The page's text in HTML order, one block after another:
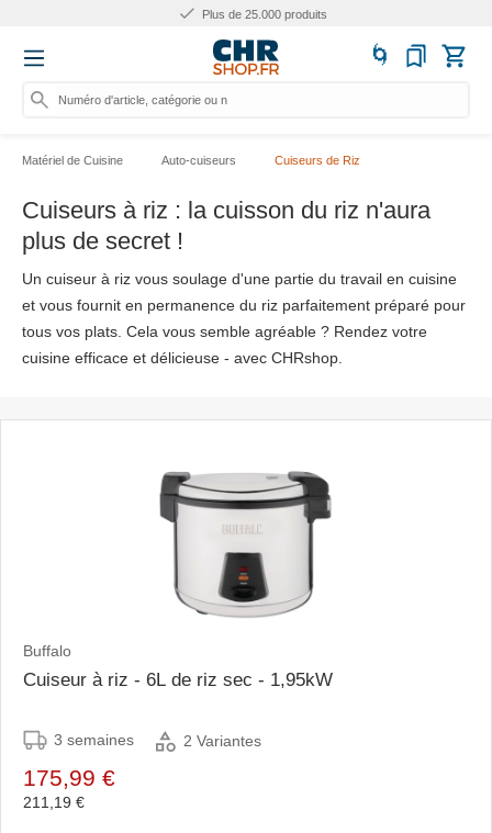
Plus de 25.000 produits
Numéro d'article, catégorie ou nom...
Matériel de Cuisine Auto-cuiseurs Cuiseurs de Riz
Cuiseurs à riz : la cuisson du riz n'aura
plus de secret !
Un cuiseur à riz vous soulage d'une partie du travail en cuisine
et vous fournit en permanence du riz parfaitement préparé pour
tous vos plats. Cela vous semble agréable ? Rendez votre
cuisine efficace et délicieuse - avec CHRshop.
Buffalo
Cuiseur à riz - 6L de riz sec - 1,95kW
3 semaines 2 Variantes
175,99 €
211,19 €